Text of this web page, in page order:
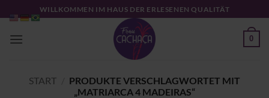
Inhalt
springen
WILLKOMMEN IM HAUS DER ERLESENEN QUALITÄT
0
START
PRODUKTE VERSCHLAGWORTET MIT
„MATRIARCA 4 MADEIRAS“